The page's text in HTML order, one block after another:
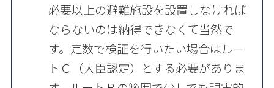
必要以上の避難施設を設置しなければ
ならないのは納得できなくて当然で
す。定数で検証を行いたい場合はルー
トＣ（大臣認定）とする必要がありま